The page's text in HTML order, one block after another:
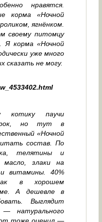
нравятся.
корма «Ночной
ягнёнком.
своему питомцу
корма «Ночной
уже много
сказать не могу.
котику паучи
но тут в
«Ночной
состав. По
телятины и
масло, злаки на
витамины. 40%
в хорошем
А дешевле в
Выглядит
натурального